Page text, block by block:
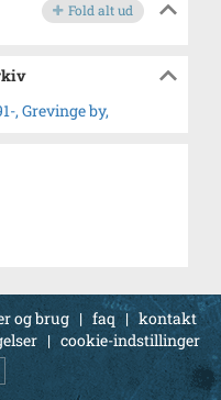
Fold alt ud
, Grevinge by,
og brug | faq | kontakt
| cookie-indstillinger